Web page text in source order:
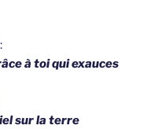
à toi qui exauces
sur la terre